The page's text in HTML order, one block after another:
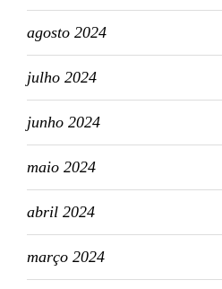
agosto 2024
julho 2024
junho 2024
maio 2024
abril 2024
março 2024